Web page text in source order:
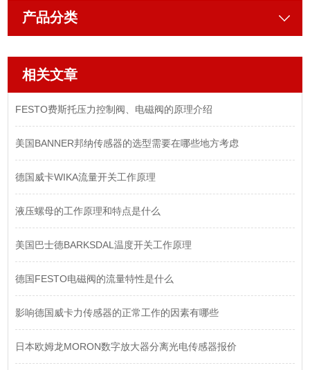
产品分类
相关文章
FESTO费斯托压力控制阀、电磁阀的原理介绍
美国BANNER邦纳传感器的选型需要在哪些地方考虑
德国威卡WIKA流量开关工作原理
液压螺母的工作原理和特点是什么
美国巴士德BARKSDAL温度开关工作原理
德国FESTO电磁阀的流量特性是什么
影响德国威卡力传感器的正常工作的因素有哪些
日本欧姆龙MORON数字放大器分离光电传感器报价